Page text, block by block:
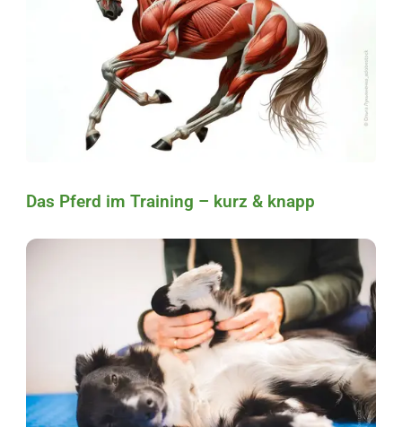
Das Pferd im Training – kurz & knapp